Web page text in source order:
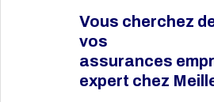
Vous cherchez
vos
assurances
expert chez